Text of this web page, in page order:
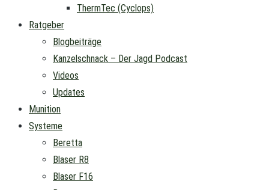
ThermTec (Cyclops)
Ratgeber
Blogbeiträge
Kanzelschnack – Der Jagd Podcast
Videos
Updates
Munition
Systeme
Beretta
Blaser R8
Blaser F16